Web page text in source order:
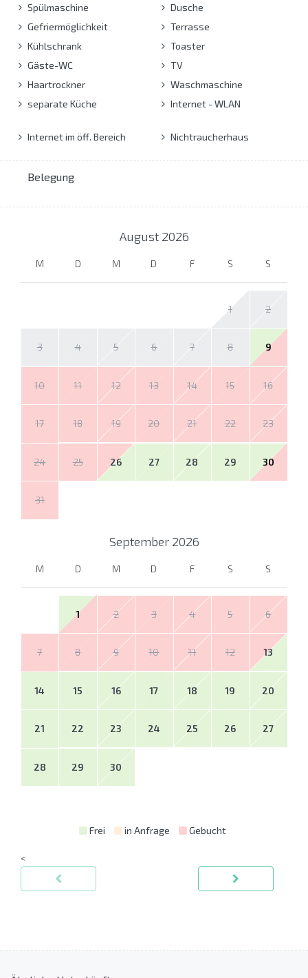
Spülmaschine
Gefriermöglichkeit
Kühlschrank
Gäste-WC
Haartrockner
separate Küche
Dusche
Terrasse
Toaster
TV
Waschmaschine
Internet - WLAN
Internet im öff. Bereich Nichtraucherhaus
Belegung
August 2026
M D M D F S S
1 2
3 4 5 6 7 8 9
10 11 12 13 14 15 16
17 18 19 20 21 22 23
24 25 26 27 28 29 30
31
September 2026
M D M D F S S
1 2 3 4 5 6
7 8 9 10 11 12 13
14 15 16 17 18 19 20
21 22 23 24 25 26 27
28 29 30
Frei in Anfrage Gebucht
<